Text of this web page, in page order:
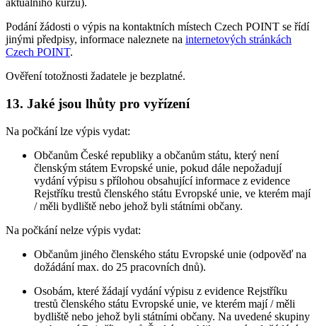
aktuálního kurzu).
Podání žádosti o výpis na kontaktních místech Czech POINT se řídí
jinými předpisy, informace naleznete na internetových stránkách
Czech POINT.
Ověření totožnosti žadatele je bezplatné.
13. Jaké jsou lhůty pro vyřízení
Na počkání lze výpis vydat:
Občanům České republiky a občanům státu, který není
členským státem Evropské unie, pokud dále nepožadují
vydání výpisu s přílohou obsahující informace z evidence
Rejstříku trestů členského státu Evropské unie, ve kterém mají
/ měli bydliště nebo jehož byli státními občany.
Na počkání nelze výpis vydat:
Občanům jiného členského státu Evropské unie (odpověď na
dožádání max. do 25 pracovních dnů).
Osobám, které žádají vydání výpisu z evidence Rejstříku
trestů členského státu Evropské unie, ve kterém mají / měli
bydliště nebo jehož byli státními občany. Na uvedené skupiny